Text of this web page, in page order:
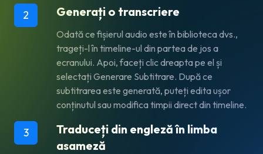
2 Generați o transcriere
Odată ce fișierul audio este în biblioteca dvs.,
trageți-l în timeline-ul din partea de jos a
ecranului. Apoi, faceți clic dreapta pe el și
selectați Generare Subtitrare. După ce
subtitrarea este generată, puteți edita ușor
conținutul sau modifica timpii direct din timeline.
3
Traduceți din engleză în limba
asameză